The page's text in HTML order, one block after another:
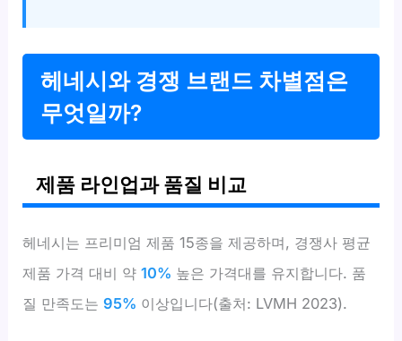
헤네시와 경쟁 브랜드 차별점은
무엇일까?
제품 라인업과 품질 비교
헤네시는 프리미엄 제품 15종을 제공하며, 경쟁사 평균
제품 가격 대비 약10% 높은 가격대를 유지합니다. 품
질 만족도는95% 이상입니다(출처: LVMH 2023).